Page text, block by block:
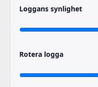
Loggans synlighet
Rotera logga